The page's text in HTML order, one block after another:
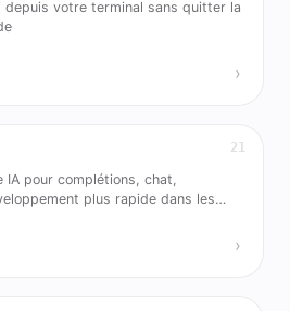
depuis votre terminal sans quitter la
›
21
IA pour complétions, chat,
plus rapide dans les
›